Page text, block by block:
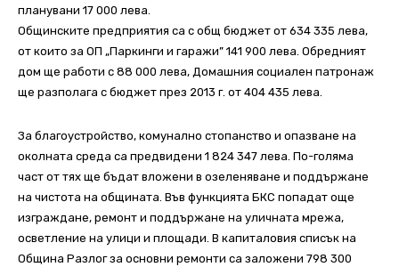
планувани 17 000 лева.
Общинските предприятия са с общ бюджет от 634 335 лева,
от които за ОП „Паркинги и гаражи” 141 900 лева. Обредният
дом ще работи с 88 000 лева, Домашния социален патронаж
ще разполага с бюджет през 2013 г. от 404 435 лева.
За благоустройство, комунално стопанство и опазване на
околната среда са предвидени 1 824 347 лева. По-голяма
част от тях ще бъдат вложени в озеленяване и поддържане
на чистота на общината. Във функцията БКС попадат още
изграждане, ремонт и поддържане на уличната мрежа,
осветление на улици и площади. В капиталовия списък на
Община Разлог за основни ремонти са заложени 798 300